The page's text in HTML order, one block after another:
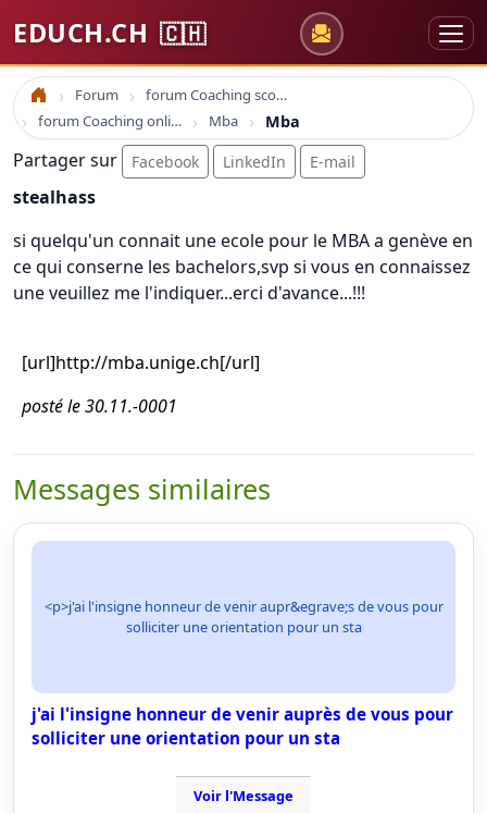
EDUCH.CH 🇨🇭
Accueil Forum
forum Coaching scolaire
forum Coaching online formation professionelle emploi education
Mba Mba
Partager sur Facebook LinkedIn E-mail
stealhass
si quelqu'un connait une ecole pour le MBA a genève en
ce qui conserne les bachelors,svp si vous en connaissez
une veuillez me l'indiquer...erci d'avance...!!!
[url]http://mba.unige.ch[/url]
posté le 30.11.-0001
Messages similaires
<p>j'ai l'insigne honneur de venir aupr&egrave;s de vous pour
solliciter une orientation pour un sta
j'ai l'insigne honneur de venir auprès de vous pour
solliciter une orientation pour un sta
Voir l'Message